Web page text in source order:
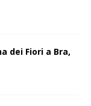
dei Fiori a Bra,